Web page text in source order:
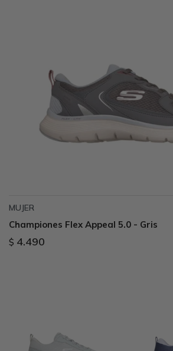
MUJER
Championes Flex Appeal 5.0 - Gris
$ 4.490